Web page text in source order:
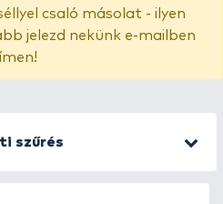
csaló másolat - ilyen
jelezd nekünk e-mailben
szűrés